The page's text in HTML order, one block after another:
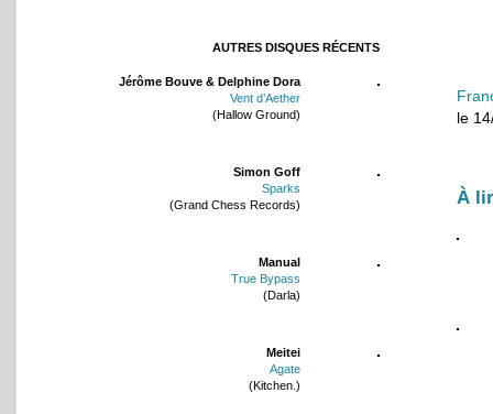
AUTRES DISQUES RÉCENTS
Jérôme Bouve & Delphine Dora
Vent d’Aether
(Hallow Ground)
Simon Goff
Sparks
(Grand Chess Records)
Manual
True Bypass
(Darla)
Meitei
Agate
(Kitchen.)
le
À